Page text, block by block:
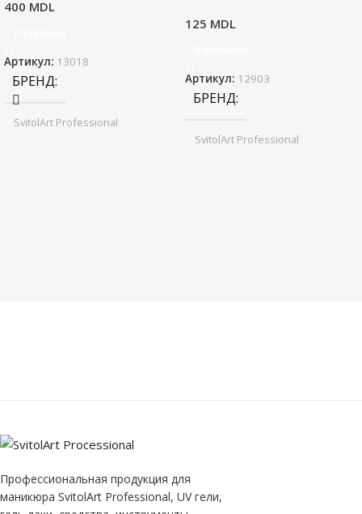
400 MDL
Артикул: 13018
БРЕНД
SvitolArt Professional
125 MDL
Артикул: 12903
БРЕНД
SvitolArt Professional
Профессиональная продукция для
маникюра SvitolArt Professional, UV гели,